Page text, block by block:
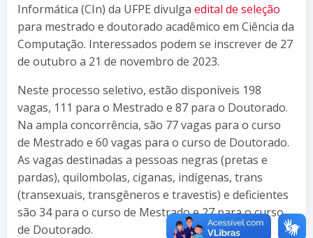
Informática (CIn) da UFPE divulga edital de seleção
para mestrado e doutorado acadêmico em Ciência da
Computação. Interessados podem se inscrever de 27
de outubro a 21 de novembro de 2023.
Neste processo seletivo, estão disponíveis 198
vagas, 111 para o Mestrado e 87 para o Doutorado.
Na ampla concorrência, são 77 vagas para o curso
de Mestrado e 60 vagas para o curso de Doutorado.
As vagas destinadas a pessoas negras (pretas e
pardas), quilombolas, ciganas, indígenas, trans
(transexuais, transgêneros e travestis) e deficientes
são 34 para o curso de Mestrado e 27 para o curso
de Doutorado.